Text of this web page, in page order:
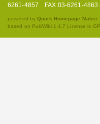
6261-4857 FAX:03-6261-4863
powered byQuick Homepage Maker
based on PukiWiki 1.4.7 License is